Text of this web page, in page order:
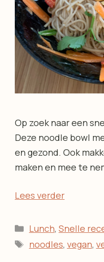
Op zoek naar een
Deze noodle bowl
en gezond. Ook
maken en mee te
Lees verder
Categorieën
Lunch, Snelle
Tags
noodles, vegan,